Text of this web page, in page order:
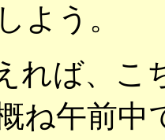
よう。
れば、こ
ね午前